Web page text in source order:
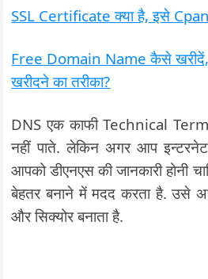
SSL Certificate क्या है, इसे
Free Domain Name कैसे
खरीदने का तरीका?
DNS एक काफी Technical
नहीं पाते. लेकिन अगर आप
आपको डीएनएस की जानकारी होनी
बेहतर बनाने में मदद करता है. उसे
और सिक्योर बनाता है.